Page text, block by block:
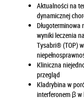
Aktualności na
dynamicznej
wyniki leczenia
Tysabri® (TOP)
Kliniczna
przegląd
Kladrybina w
interferonem β